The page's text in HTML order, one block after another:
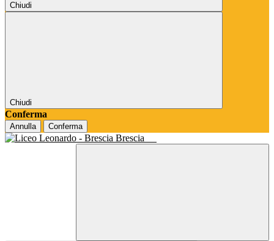
Chiudi
Chiudi
Conferma
Annulla Conferma
Brescia